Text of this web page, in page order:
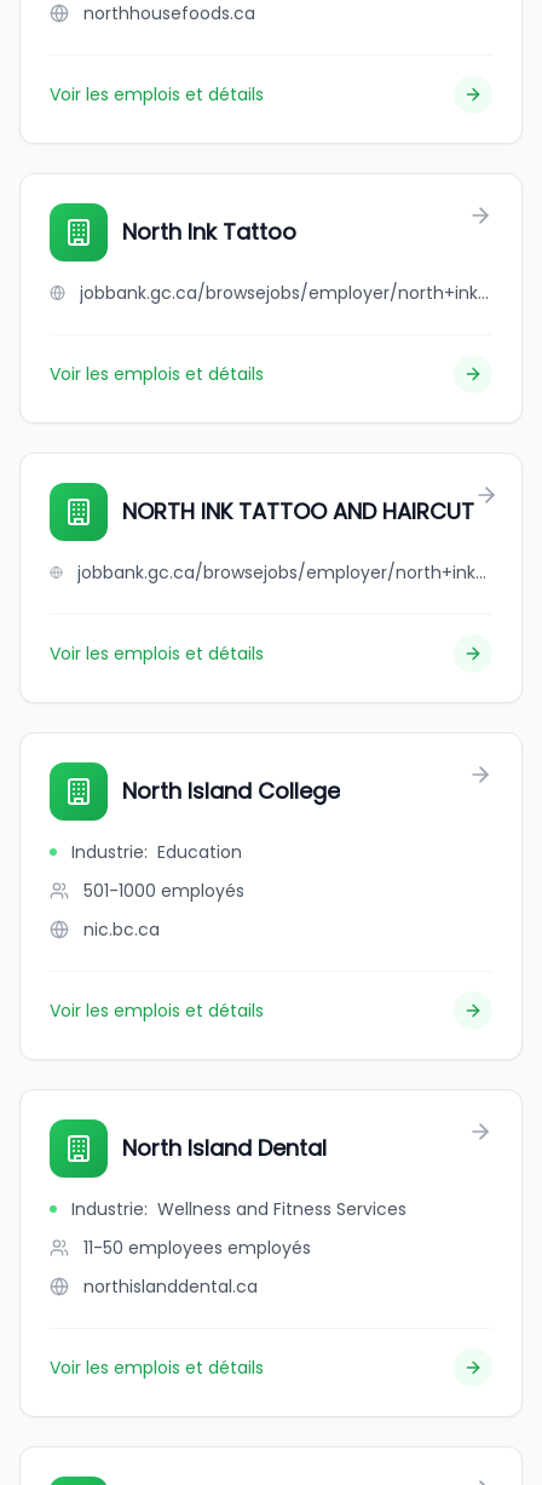
northhousefoods.ca
Voir les emplois et détails
North Ink Tattoo
jobbank.gc.ca/browsejobs/employer/north+ink+tattoo/ca
Voir les emplois et détails
NORTH INK TATTOO AND HAIRCUT
jobbank.gc.ca/browsejobs/employer/north+ink+tattoo+and+haircut/ca
Voir les emplois et détails
North Island College
Industrie: Education
501-1000 employés
nic.bc.ca
Voir les emplois et détails
North Island Dental
Industrie: Wellness and Fitness Services
11-50 employees employés
northislanddental.ca
Voir les emplois et détails